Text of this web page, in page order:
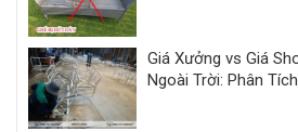
Giá Xưởng vs Giá
Ngoài Trời: Phân